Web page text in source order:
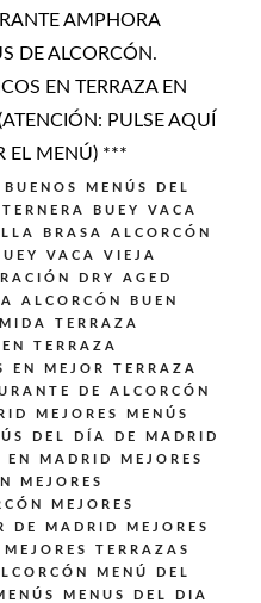
AMPHORA
DE ALCORCÓN.
EN TERRAZA EN
PULSE AQUÍ
EL MENÚ) ***
BUENOS MENÚS DEL
BUEY VACA
BRASA ALCORCÓN
VACA VIEJA
DRY AGED
ALCORCÓN BUEN
TERRAZA
TERRAZA
EN MEJOR TERRAZA
DE ALCORCÓN
MEJORES MENÚS
DEL DÍA DE MADRID
EN MADRID
MEJORES
MEJORES
MEJORES
DE MADRID
MEJORES
MEJORES TERRAZAS
MENÚ DEL
MENUS DEL DIA